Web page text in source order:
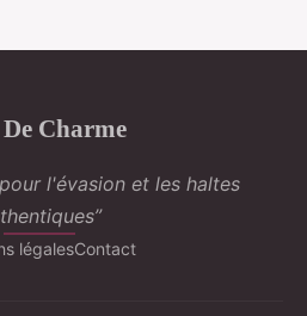
Charme
l'évasion et les haltes
légalesContact